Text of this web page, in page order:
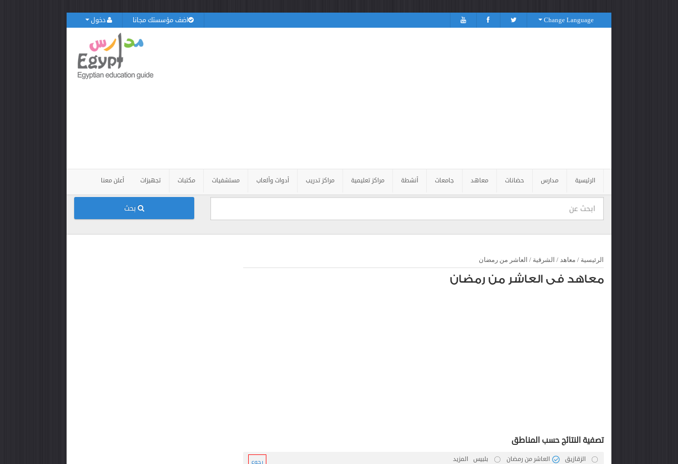
دخول اضف مؤسستك مجانا Change Language
الرئيسية مدارس حضانات معاهد جامعات أنشطة مراكز تعليمية مراكز تدريب أدوات وألعاب مستشفيات مكتبات تجهيزات أعلن معنا
بحث
الرئيسية / معاهد / الشرقية / العاشر من رمضان
معاهد فى العاشر من رمضان
تصفية النتائج حسب المناطق
الزقازيق العاشر من رمضان بلبيس رجوع المزيد